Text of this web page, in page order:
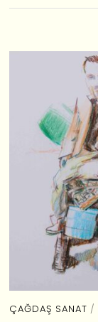
ÇAĞDAŞ SANAT /